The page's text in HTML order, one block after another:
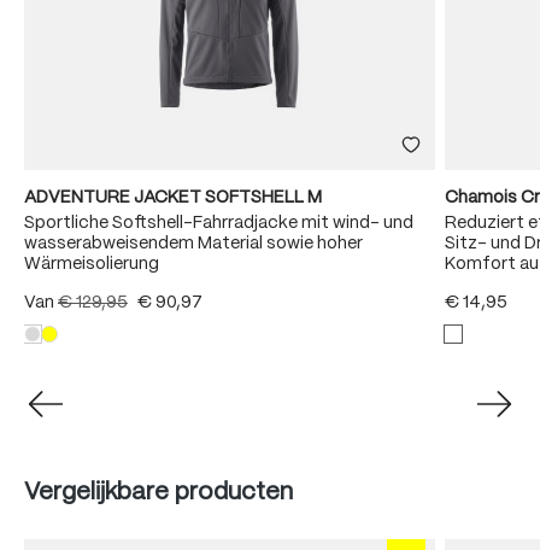
ADVENTURE JACKET SOFTSHELL M
Sportliche Softshell-Fahrradjacke mit wind- und
wasserabweisendem Material sowie hoher
Wärmeisolierung
Van € 129,95 € 90,97
Chamois
Reduziert
Sitz- und
Komfort
€ 14,95
Produktgalerie überspringen
Vergelijkbare producten